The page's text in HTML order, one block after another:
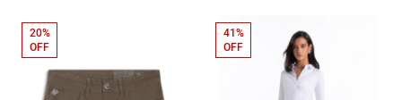
20%
OFF
41%
OFF